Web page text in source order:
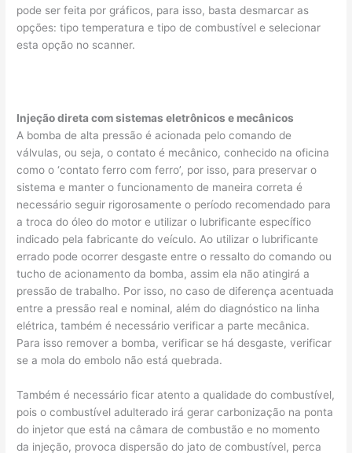
pode ser feita por gráficos, para isso, basta desmarcar as
opções: tipo temperatura e tipo de combustível e selecionar
esta opção no scanner.
Injeção direta com sistemas eletrônicos e mecânicos
A bomba de alta pressão é acionada pelo comando de
válvulas, ou seja, o contato é mecânico, conhecido na oficina
como o ‘contato ferro com ferro’, por isso, para preservar o
sistema e manter o funcionamento de maneira correta é
necessário seguir rigorosamente o período recomendado para
a troca do óleo do motor e utilizar o lubrificante específico
indicado pela fabricante do veículo. Ao utilizar o lubrificante
errado pode ocorrer desgaste entre o ressalto do comando ou
tucho de acionamento da bomba, assim ela não atingirá a
pressão de trabalho. Por isso, no caso de diferença acentuada
entre a pressão real e nominal, além do diagnóstico na linha
elétrica, também é necessário verificar a parte mecânica.
Para isso remover a bomba, verificar se há desgaste, verificar
se a mola do embolo não está quebrada.
Também é necessário ficar atento a qualidade do combustível,
pois o combustível adulterado irá gerar carbonização na ponta
do injetor que está na câmara de combustão e no momento
da injeção, provoca dispersão do jato de combustível, perca